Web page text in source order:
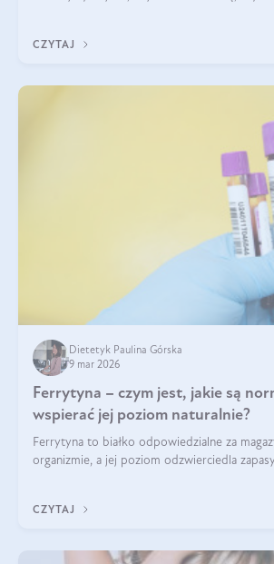
CZYTAJ
Dietetyk Paulina Górska
9 mar 2026
Ferrytyna – czym jest, jakie są
wspierać jej poziom naturalnie?
Ferrytyna to białko odpowiedzialne za
organizmie, a jej poziom odzwierciedla
funkcjonowanie (
CZYTAJ